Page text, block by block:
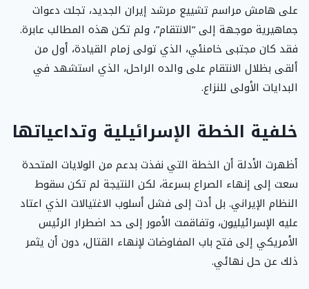
على هامش مراسم تشييع مرشد إيران الجديد، تجلت دعوات
جماهيرية موجهة إلى “الانتقام”، ولم تكن هذه المطالب عابرة.
فقد كان مجتبى خامنئي، الذي تولى زمام القيادة، أول من
ألقى بظلال الانتقام على والده الراحل، الذي استشهد في
البدايات الأولى للنزاع.
خلفية الخطة الإسرائيلية وتداعياتها
أظهرت الأدلة أن الخطة التي نفذت بدعم من الولايات المتحدة
سعت إلى إنهاء الصراع بسرعة، لكن النتيجة لم تكن سقوط
النظام الإيراني. بل أدت إلى فشل أسلوب الاغتيالات الذي اعتاد
عليه الإسرائيليون، وتفاقمت الأمور إلى حد اضطرار الرئيس
الأمريكي إلى فتح باب المفاوضات لإنهاء القتال، دون أن يثمر
ذلك عن حل نهائي.